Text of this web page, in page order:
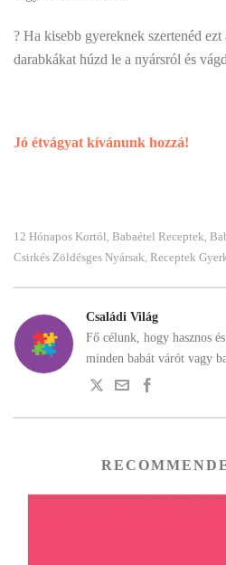
? Ha kisebb gyereknek szertenéd
darabkákat húzd le a nyársról és
Jó étvágyat kívánunk hozzá!
12 Hónapos Kortól, Babaétel Receptek,
Csirkés Zöldésges Nyársak, Receptek
Családi Világ
Fő célunk, hogy hasznos
minden babát várót vagy